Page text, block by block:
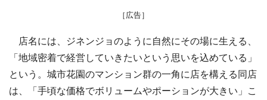
［広告］
店名には、ジネンジョのように自然にその場に生える、
「地域密着で経営していきたいという思いを込めている」
という。城市花園のマンション群の一角に店を構える同店
は、「手頃な価格でボリュームやポーションが大きい」こ